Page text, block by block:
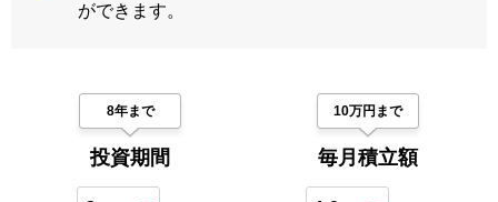
ができます。
投資期間
8年まで
毎月積立額
10万円まで